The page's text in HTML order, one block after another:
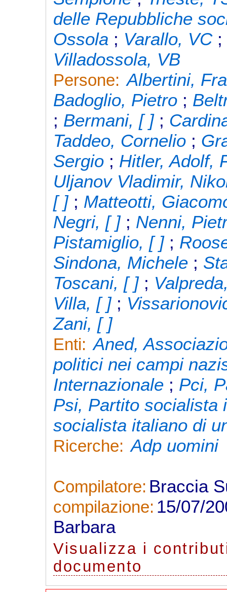
delle Repubbliche
Ossola ; Varallo, VC
Villadossola, VB
Persone: Albertini,
Badoglio, Pietro ;
; Bermani, [ ];
Taddeo, Cornelio ;
Sergio ; Hitler, Adolf,
Uljanov Vladimir,
[ ]; Matteotti,
Negri, [ ]; Nenni,
Pistamiglio, [ ];
Sindona, Michele ;
Toscani, [ ];
Villa, [ ];
Zani, [ ]
Enti: Aned,
politici nei campi
Internazionale ; Pci,
Psi, Partito socialista
socialista italiano di
Ricerche: Adp uomini
Compilatore: Braccia
compilazione: 15/07/
Barbara
Visualizza i
documento